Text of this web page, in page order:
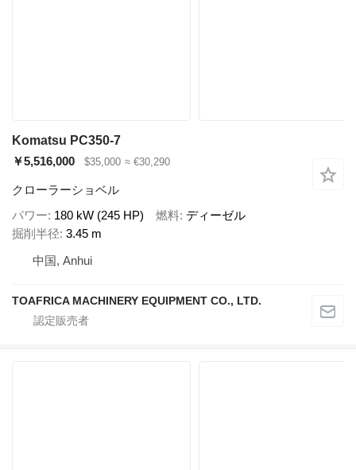
Komatsu PC350-7
￥5,516,000
$35,000 ≈ €30,290
クローラーショベル
パワー 180 kW (245 HP) 燃料 ディーゼル
掘削半径 3.45 m
中国, Anhui
TOAFRICA MACHINERY EQUIPMENT CO., LTD.